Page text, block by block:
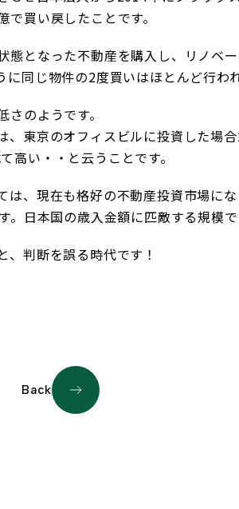
買い戻したことです。
となった不動産を購入し、リノベ
同じ物件の2度買いはほとんど行わ
のようです。
東京のオフィスビルに投資した場
高い・・と云うことです。
、現在も格好の不動産投資市場に
。日本国の歳入金額に匹敵する規模
判断を誤る時代です！
Back